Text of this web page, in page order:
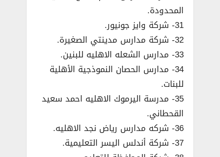
المحدودة.
31- شركة وايز جونيور.
32- شركة مدارس مدينتي الصغيرة.
33- مدارس الشعله الاهليه للبنين.
34- مدارس الحصان النموذجية الأهلية
للبنات.
35- مدرسة اليرموك الاهليه احمد سعيد
القحطاني.
36- شركه مدارس رياض نجد الاهليه.
37- شركة أندلس اليسر التعليمية.